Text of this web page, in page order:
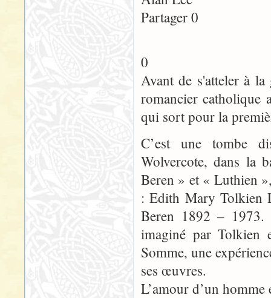
Partager 0
0
Avant de s'atteler à
romancier catholique
qui sort pour la
C’est une tombe
Wolvercote, dans la
Beren » et « Luthien
: Edith Mary Tolkien
Beren 1892 – 1973.
imaginé par Tolkien
Somme, une
ses œuvres.
L’amour d’un homme